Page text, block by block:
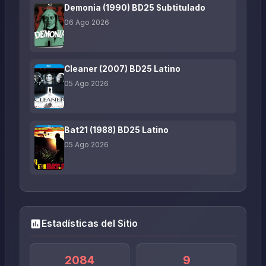
Demonia (1990) BD25 Subtitulado
06 Ago 2026
Cleaner (2007) BD25 Latino
05 Ago 2026
Bat21 (1988) BD25 Latino
05 Ago 2026
Estadísticas del Sitio
2084 9